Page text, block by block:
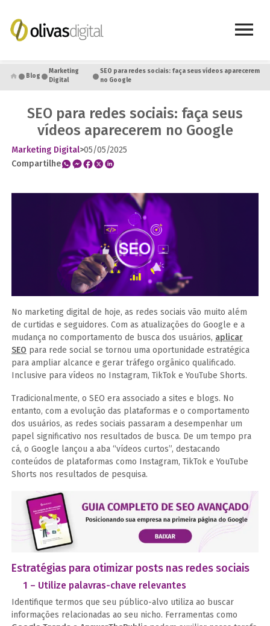
● Blog ●Marketing
Digital
●SEO para redes sociais: faça seus vídeos aparecerem
no Google
SEO para redes sociais: faça seus
vídeos aparecerem no Google
Marketing Digital>05/05/2025
Compartilhe
No marketing digital de hoje, as redes sociais vão muito além
de curtidas e seguidores. Com as atualizações do Google e a
mudança no comportamento de busca dos usuários, aplicar
SEO para rede social se tornou uma oportunidade estratégica
para ampliar alcance e gerar tráfego orgânico qualificado.
Inclusive para vídeos no Instagram, TikTok e YouTube Shorts.
Tradicionalmente, o SEO era associado a sites e blogs. No
entanto, com a evolução das plataformas e o comportamento
dos usuários, as redes sociais passaram a desempenhar um
papel significativo nos resultados de busca. De um tempo pra
cá, o Google lançou a aba “vídeos curtos”, destacando
conteúdos de plataformas como Instagram, TikTok e YouTube
Shorts nos resultados de pesquisa.
Estratégias para otimizar posts nas redes sociais
1 – Utilize palavras-chave relevantes
Identifique termos que seu público-alvo utiliza ao buscar
informações relacionadas ao seu nicho. Ferramentas como